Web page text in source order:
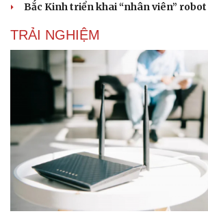
Bắc Kinh triển khai “nhân viên”
TRẢI NGHIỆM